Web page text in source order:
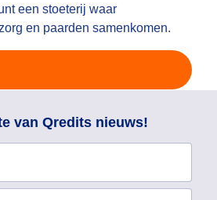
een stoeterij waar
en paarden samenkomen.
van Qredits nieuws!